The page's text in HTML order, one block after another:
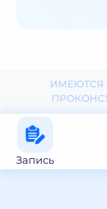
ИМЕЮТСЯ
Запись